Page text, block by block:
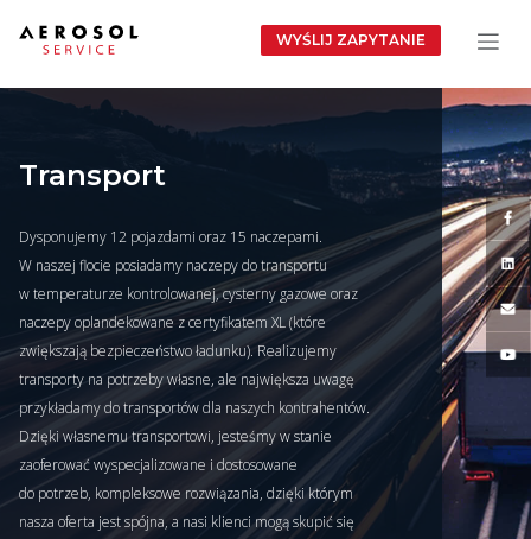
WYŚLIJ ZAPYTANIE
Transport
Dysponujemy 12 pojazdami oraz 15 naczepami.
W naszej flocie posiadamy naczepy do transportu
w temperaturze kontrolowanej, cysterny gazowe oraz
naczepy oplandekowane z certyfikatem XL (które
zwiększają bezpieczeństwo ładunku). Realizujemy
transporty na potrzeby własne, ale największa uwagę
przykładamy do transportów dla naszych kontrahentów.
Dzięki własnemu transportowi, jesteśmy w stanie
zaoferować wyspecjalizowane i dostosowane
do potrzeb, kompleksowe rozwiązania, dzięki którym
nasza oferta jest spójna, a nasi klienci mogą skupić się